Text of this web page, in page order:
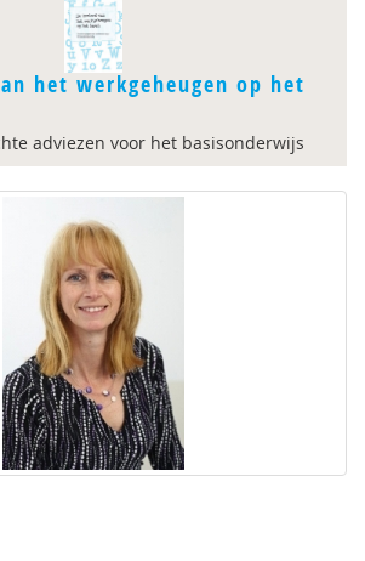
het werkgeheugen op het
adviezen voor het basisonderwijs